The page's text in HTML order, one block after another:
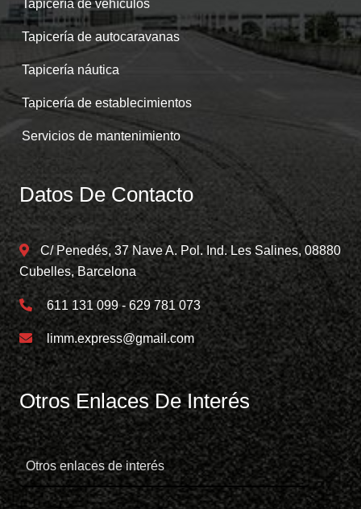
Tapicería de vehículos
Tapicería de autocaravanas
Tapicería náutica
Tapicería de establecimientos
Servicios de mantenimiento
Datos De Contacto
C/ Penedés, 37 Nave A. Pol. Ind. Les Salines, 08880
Cubelles, Barcelona
611 131 099 - 629 781 073
limm.express@gmail.com
Otros Enlaces De Interés